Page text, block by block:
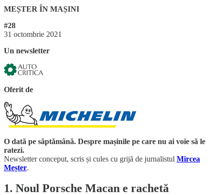
MEȘTER ÎN MAȘINI
#28
31 octombrie 2021
Un newsletter
Oferit de
O dată pe săptămână. Despre mașinile pe care nu ai voie să le
ratezi.
Newsletter conceput, scris și cules cu grijă de jurnalistul Mircea
Meșter.
1. Noul Porsche Macan e rachetă